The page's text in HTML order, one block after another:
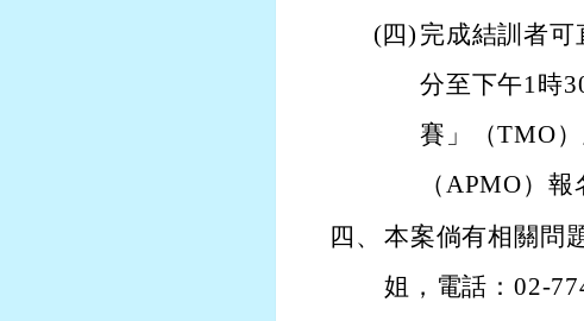
(四) 完成結訓者可
分至下午1時
賽」（TMO
（APMO）報
四、 本案倘有相關問
姐，電話：02-